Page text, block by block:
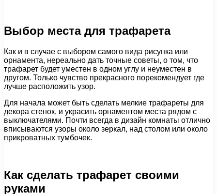
Выбор места для трафарета
Как и в случае с выбором самого вида рисунка или
орнамента, нереально дать точные советы, о том, что
трафарет будет уместен в одном углу и неуместен в
другом. Только чувство прекрасного порекомендует где
лучше расположить узор.
Для начала может быть сделать мелкие трафареты для
декора стенок, и украсить орнаментом места рядом с
выключателями. Почти всегда в дизайн комнаты отлично
вписываются узоры около зеркал, над столом или около
прикроватных тумбочек.
Как сделать трафарет своими
руками